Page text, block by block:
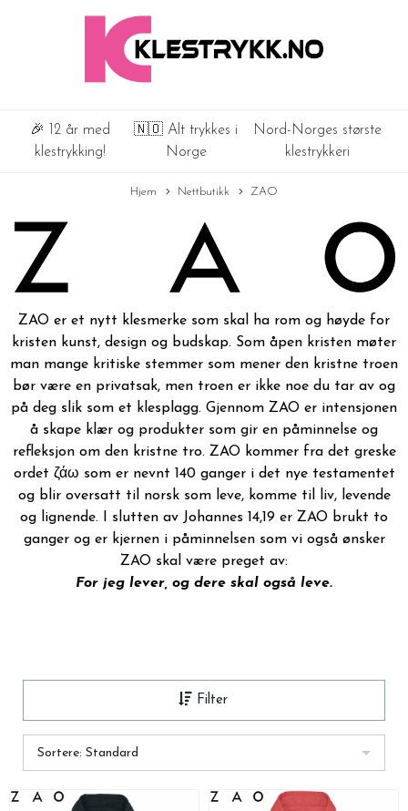
🎉 12 år med
klestrykking!
🇳🇴 Alt trykkes i
Norge
Nord-Norges største
klestrykkeri
Hjem Nettbutikk ZAO
ZAO er et nytt klesmerke som skal ha rom og høyde for
kristen kunst, design og budskap. Som åpen kristen møter
man mange kritiske stemmer som mener den kristne troen
bør være en privatsak, men troen er ikke noe du tar av og
på deg slik som et klesplagg. Gjennom ZAO er intensjonen
å skape klær og produkter som gir en påminnelse og
refleksjon om den kristne tro. ZAO kommer fra det greske
ordet ζάω som er nevnt 140 ganger i det nye testamentet
og blir oversatt til norsk som leve, komme til liv, levende
og lignende. I slutten av Johannes 14,19 er ZAO brukt to
ganger og er kjernen i påminnelsen som vi også ønsker
ZAO skal være preget av:
For jeg lever, og dere skal også leve.
Filter
Sortere: Standard